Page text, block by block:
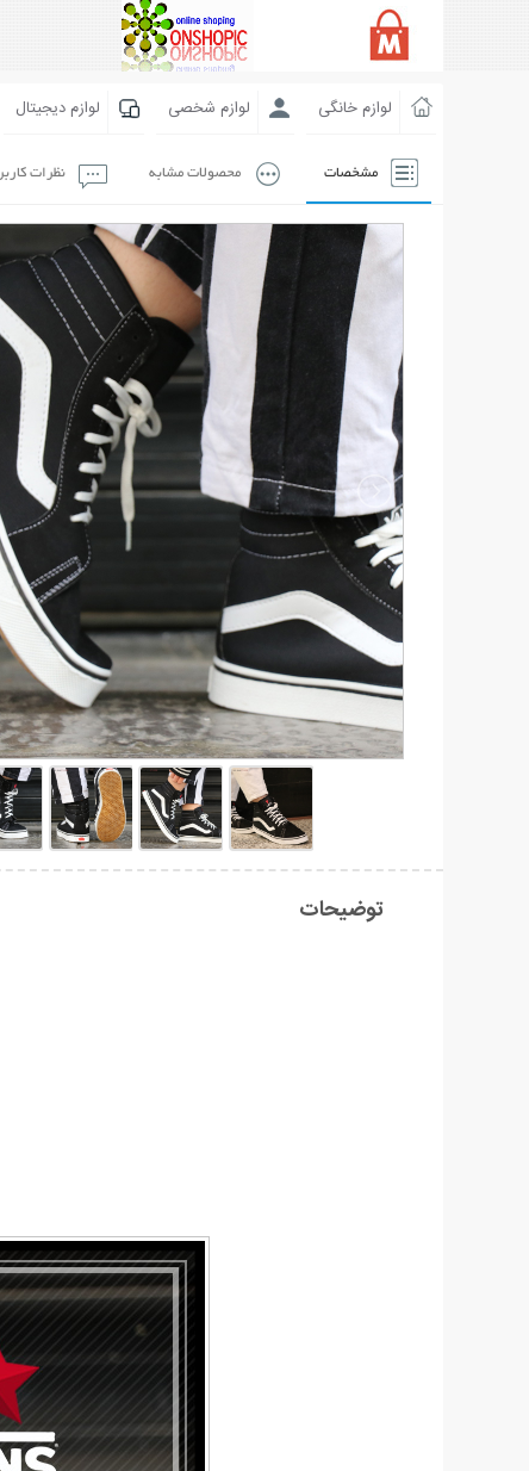
لوازم خانگی لوازم شخصی لوازم دیجیتال
مشخصات محصولات مشابه نظرات
توضیحات